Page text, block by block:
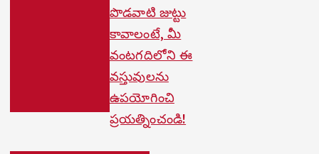
పొడవాటి జుట్టు
కావాలంటే, మీ
వంటగదిలోని ఈ
వస్తువులను
ఉపయోగించి
ప్రయత్నించండి!